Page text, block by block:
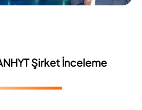
Şirket İnceleme